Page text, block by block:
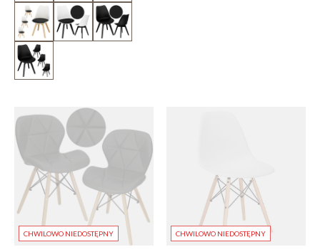
CHWILOWO NIEDOSTĘPNY CHWILOWO NIEDOSTĘPNY